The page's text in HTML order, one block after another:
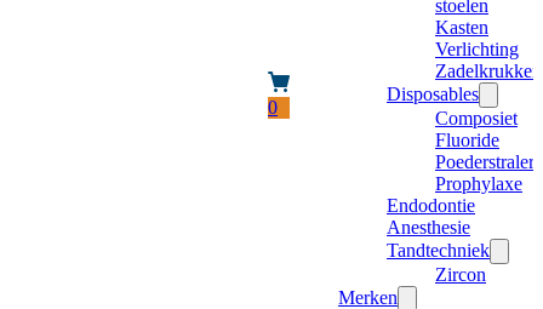
0
stoelen
Kasten
Verlichting
Zadelkrukken
Disposables
Composiet
Fluoride
Poederstraler
Prophylaxe
Endodontie
Anesthesie
Tandtechniek
Zircon
Merken